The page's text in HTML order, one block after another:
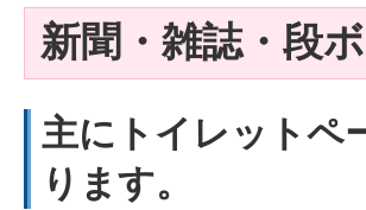
新聞・雑誌・段
主にトイレットペ
ります。